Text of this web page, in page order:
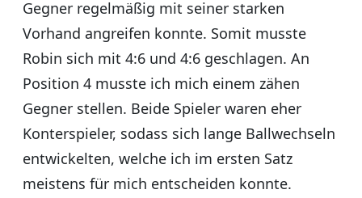
Gegner regelmäßig mit seiner starken
Vorhand angreifen konnte. Somit musste
Robin sich mit 4:6 und 4:6 geschlagen. An
Position 4 musste ich mich einem zähen
Gegner stellen. Beide Spieler waren eher
Konterspieler, sodass sich lange Ballwechseln
entwickelten, welche ich im ersten Satz
meistens für mich entscheiden konnte.